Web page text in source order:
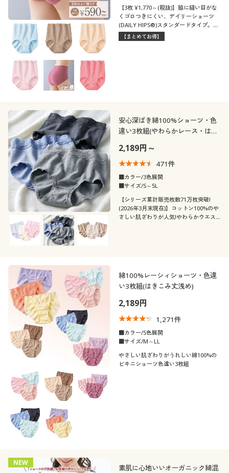
【3枚 ¥1,770～(税抜)】脇に縫い目がな
くゴロつきにくい、デイリーショーツ
(DAILY HIPS®)スタンダードタイプ。全
10色の中から好きな色をチョイス! 3枚
以上でお得にご購入いただけます。(旧
【まとめてお得】
安心深ばき綿100%ショーツ・色
違い3枚組(やわらかレース・はき
2,189円～
471件
■カラー/3色展開
■サイズ/S～5L
【シリーズ累計販売枚数71万枚突破!
(2026年3月末現在)】コットン100%のや
さしい肌ざわりが人気!やわらかウエス
綿100%レーシィショーツ・色違
い3枚組(はきこみ丈浅め)
2,189円
1,271件
■カラー/5色展開
■サイズ/M～LL
やさしい肌ざわりがうれしい綿100%の
ビキニショーツ色違い3枚組
NEW
素肌に心地いいオーガニック綿混